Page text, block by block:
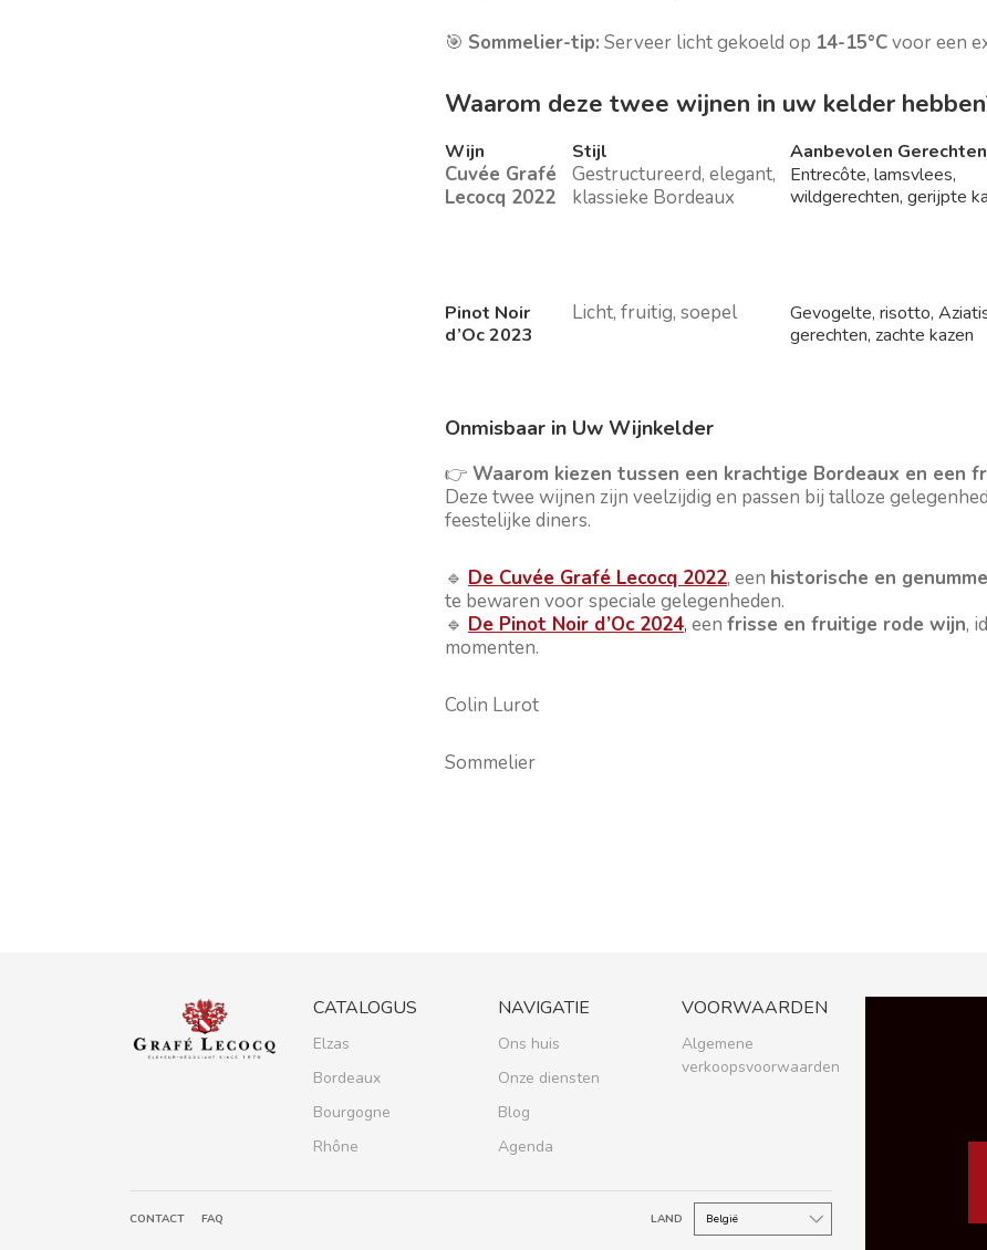
🎯 Sommelier-tip: Serveer licht gekoeld op 14-15°Cvoor een
Waarom deze twee wijnen in uw kelder
Wijn Stijl Aanbevolen Gerechten
Cuvée Grafé
Lecocq 2022
Gestructureerd, elegant,
klassieke Bordeaux
Entrecôte, lamsvlees,
wildgerechten, gerijpte
Pinot Noir
d’Oc 2023
Licht, fruitig, soepel
Gevogelte, risotto,
gerechten, zachte kazen
Onmisbaar in Uw Wijnkelder
👉 Waarom kiezen tussen een krachtige Bordeaux en een
Deze twee wijnen zijn veelzijdig en passen bij talloze
feestelijke diners.
🔹 De Cuvée Grafé Lecocq 2022, een historische en
te bewaren voor speciale gelegenheden.
🔹 De Pinot Noir d’Oc 2024, een frisse en fruitige rode wijn,
momenten.
Colin Lurot
Sommelier
CATALOGUS
Elzas
Bordeaux
Bourgogne
Rhône
NAVIGATIE
Ons huis
Onze diensten
Blog
Agenda
VOORWAARDEN
Algemene
verkoopsvoorwaarden
CONTACT FAQ LAND